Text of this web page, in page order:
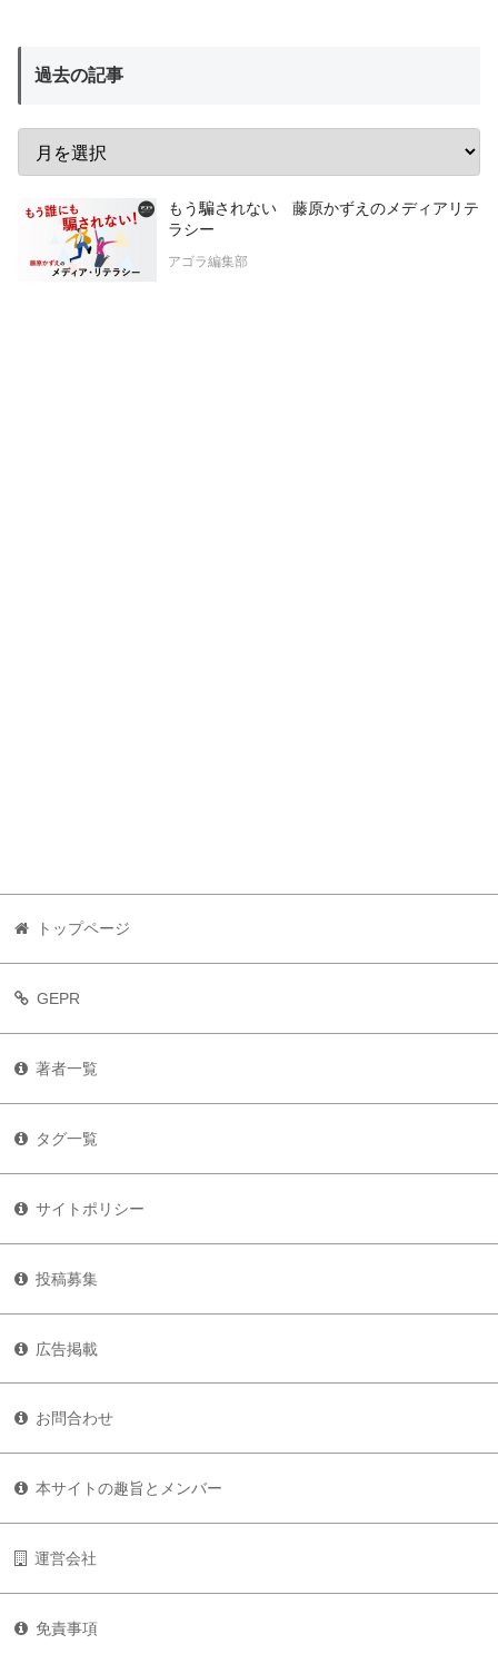
過去の記事
もう騙されない 藤原かずえのメディアリテ
ラシー
アゴラ編集部
トップページ
GEPR
著者一覧
タグ一覧
サイトポリシー
投稿募集
広告掲載
お問合わせ
本サイトの趣旨とメンバー
運営会社
免責事項